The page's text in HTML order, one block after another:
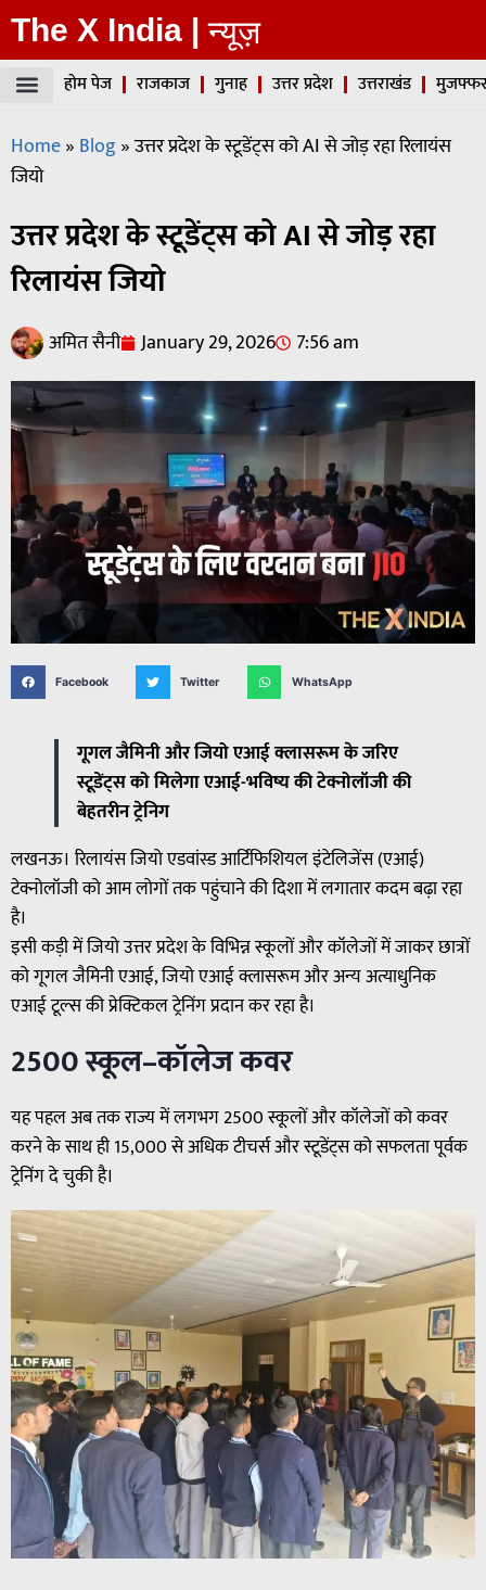
The X India | न्यूज़
होम पेज राजकाज गुनाह उत्तर प्रदेश उत्तराखंड
Home» Blog»उत्तर प्रदेश के स्टूडेंट्स को AI से जोड़ रहा रिलायंस
जियो
उत्तर प्रदेश के स्टूडेंट्स को AI से जोड़ रहा
रिलायंस जियो
अमित सैनी January 29, 2026 7:56 am
Facebook Twitter WhatsApp
गूगल जैमिनी और जियो एआई क्लासरूम के जरिए
स्टूडेंट्स को मिलेगा एआई-भविष्य की टेक्नोलॉजी की
बेहतरीन ट्रेनिग
लखनऊ। रिलायंस जियो एडवांस्ड आर्टिफिशियल इंटेलिजेंस (एआई)
टेक्नोलॉजी को आम लोगों तक पहुंचाने की दिशा में लगातार कदम बढ़ा रहा
है।
इसी कड़ी में जियो उत्तर प्रदेश के विभिन्न स्कूलों और कॉलेजों में जाकर छात्रों
को गूगल जैमिनी एआई, जियो एआई क्लासरूम और अन्य अत्याधुनिक
एआई टूल्स की प्रेक्टिकल ट्रेनिंग प्रदान कर रहा है।
2500 स्कूल–कॉलेज कवर
यह पहल अब तक राज्य में लगभग 2500 स्कूलों और कॉलेजों को कवर
करने के साथ ही 15,000 से अधिक टीचर्स और स्टूडेंट्स को सफलता पूर्वक
ट्रेनिंग दे चुकी है।